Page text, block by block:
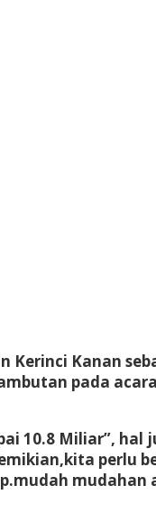
Kerinci Kanan
pada
10.8 Miliar”,
perlu
mudahan